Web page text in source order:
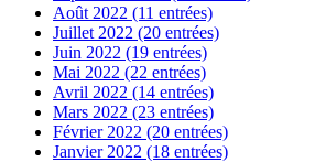
Août 2022 (11 entrées)
Juillet 2022 (20 entrées)
Juin 2022 (19 entrées)
Mai 2022 (22 entrées)
Avril 2022 (14 entrées)
Mars 2022 (23 entrées)
Février 2022 (20 entrées)
Janvier 2022 (18 entrées)